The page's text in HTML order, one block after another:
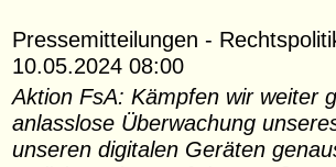
Presse­mit­tei­lungen -
10.05.2024 08:00
Aktion FsA: Kämpfen wir weiter
anlasslose Überwachung
unseren digitalen Geräten